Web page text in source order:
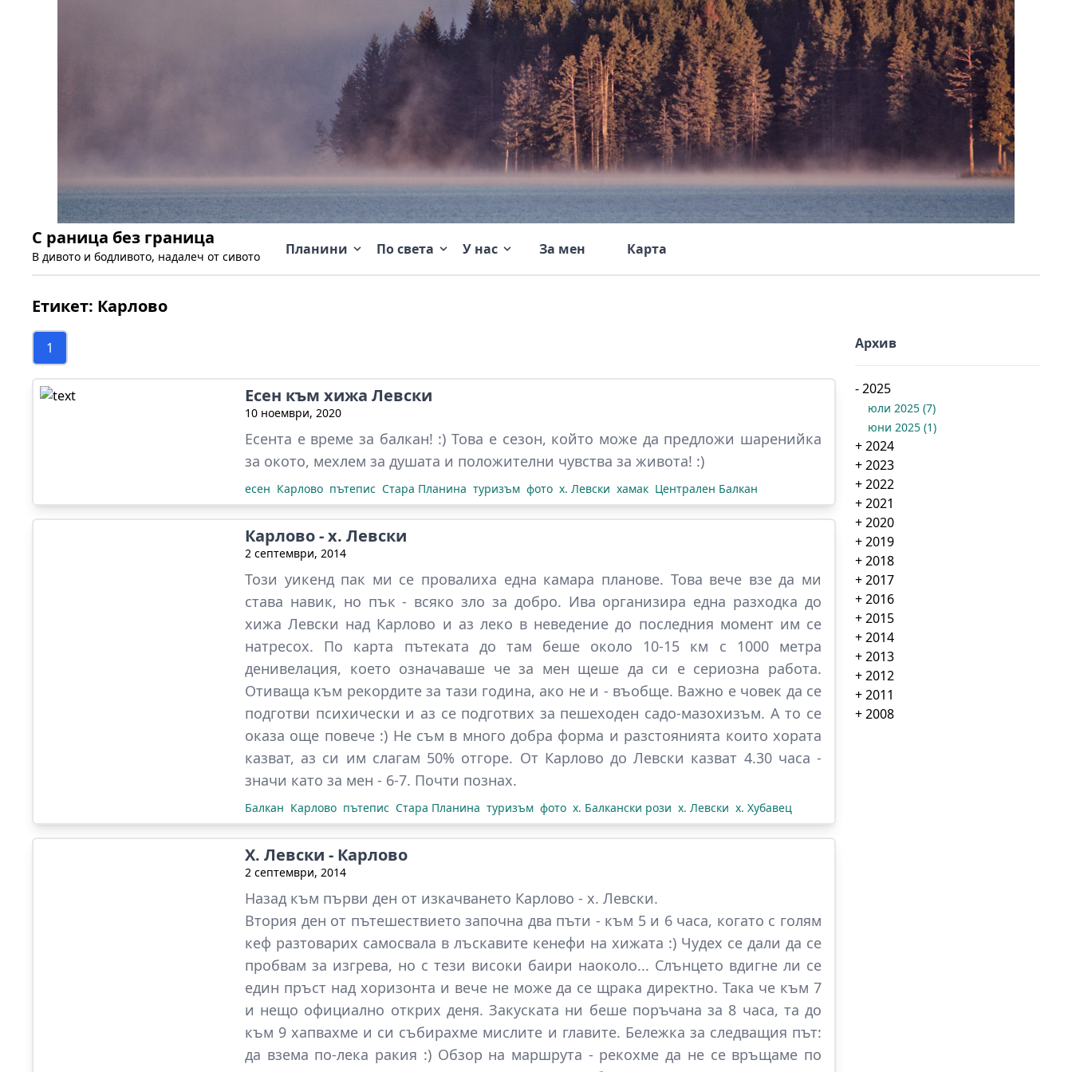
С раница без граница
В дивото и бодливото, надалеч от сивото Планини По света У нас За мен Карта
Етикет: Карлово
1
Есен към хижа Левски
10 ноември, 2020
Есента е време за балкан! :) Това е сезон, който може да предложи шаренийка
за окото, мехлем за душата и положителни чувства за живота! :)
есен Карлово пътепис Стара Планина туризъм фото х. Левски хамак Централен Балкан
Карлово - х. Левски
2 септември, 2014
Този уикенд пак ми се провалиха една камара планове. Това вече взе да ми
става навик, но пък - всяко зло за добро. Ива организира една разходка до
хижа Левски над Карлово и аз леко в неведение до последния момент им се
натресох. По карта пътеката до там беше около 10-15 км с 1000 метра
денивелация, което означаваше че за мен щеше да си е сериозна работа.
Отиваща към рекордите за тази година, ако не и - въобще. Важно е човек да се
подготви психически и аз се подготвих за пешеходен садо-мазохизъм. А то се
оказа още повече :) Не съм в много добра форма и разстоянията които хората
казват, аз си им слагам 50% отгоре. От Карлово до Левски казват 4.30 часа -
значи като за мен - 6-7. Почти познах.
Балкан Карлово пътепис Стара Планина туризъм фото х. Балкански рози х. Левски х. Хубавец
Х. Левски - Карлово
2 септември, 2014
Назад към първи ден от изкачването Карлово - х. Левски.
Втория ден от пътешествието започна два пъти - към 5 и 6 часа, когато с голям
кеф разтоварих самосвала в лъскавите кенефи на хижата :) Чудех се дали да се
пробвам за изгрева, но с тези високи баири наоколо... Слънцето вдигне ли се
един пръст над хоризонта и вече не може да се щрака директно. Така че към 7
и нещо официално открих деня. Закуската ни беше поръчана за 8 часа, та до
към 9 хапвахме и си събирахме мислите и главите. Бележка за следващия път:
да взема по-лека ракия :) Обзор на маршрута - рекохме да не се връщаме по
Архив
-2025
юли 2025 (7)
юни 2025 (1)
+2024
+2023
+2022
+2021
+2020
+2019
+2018
+2017
+2016
+2015
+2014
+2013
+2012
+2011
+2008